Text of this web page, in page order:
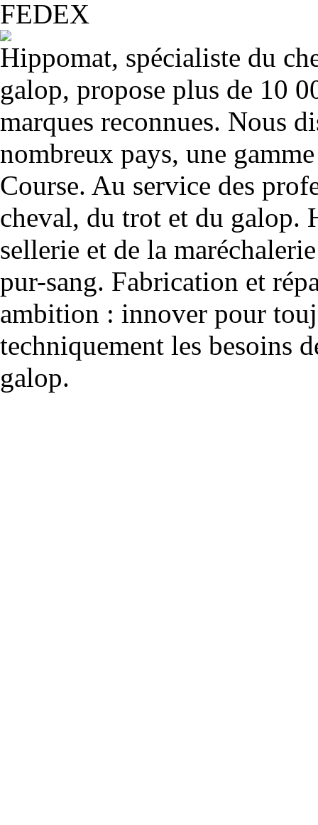
Hippomat, spécialiste du
galop, propose plus de 10
marques reconnues. Nous
nombreux pays, une
Course. Au service des
cheval, du trot et du galop.
sellerie et de la
pur-sang. Fabrication et
ambition : innover pour
techniquement les besoins
galop.